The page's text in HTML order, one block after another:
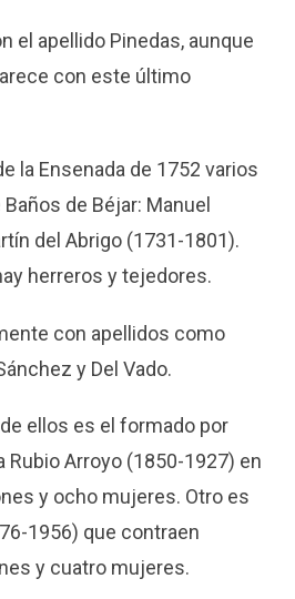
el apellido Pinedas, aunque
con este último
la Ensenada de 1752 varios
de Béjar: Manuel
del Abrigo (1731-1801).
herreros y tejedores.
con apellidos como
y Del Vado.
ellos es el formado por
Rubio Arroyo (1850-1927) en
y ocho mujeres. Otro es
1956) que contraen
y cuatro mujeres.